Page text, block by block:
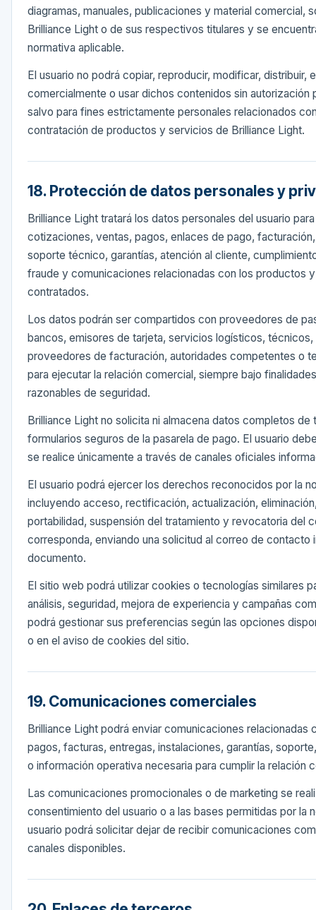
diagramas, manuales, publicaciones y material comercial,
Brilliance Light o de sus respectivos titulares y se
normativa aplicable.
El usuario no podrá copiar, reproducir, modificar, distribuir,
comercialmente o usar dichos contenidos sin autorización
salvo para fines estrictamente personales relacionados
contratación de productos y servicios de Brilliance Light.
18. Protección de datos personales y
Brilliance Light tratará los datos personales del usuario
cotizaciones, ventas, pagos, enlaces de pago,
soporte técnico, garantías, atención al cliente,
fraude y comunicaciones relacionadas con los productos
contratados.
Los datos podrán ser compartidos con proveedores de
bancos, emisores de tarjeta, servicios logísticos, técnicos,
proveedores de facturación, autoridades competentes o
para ejecutar la relación comercial, siempre bajo
razonables de seguridad.
Brilliance Light no solicita ni almacena datos completos de
formularios seguros de la pasarela de pago. El usuario
se realice únicamente a través de canales oficiales
El usuario podrá ejercer los derechos reconocidos por la
incluyendo acceso, rectificación, actualización,
portabilidad, suspensión del tratamiento y revocatoria del
corresponda, enviando una solicitud al correo de contacto
documento.
El sitio web podrá utilizar cookies o tecnologías similares
análisis, seguridad, mejora de experiencia y campañas
podrá gestionar sus preferencias según las opciones
o en el aviso de cookies del sitio.
19. Comunicaciones comerciales
Brilliance Light podrá enviar comunicaciones relacionadas
pagos, facturas, entregas, instalaciones, garantías,
o información operativa necesaria para cumplir la relación
Las comunicaciones promocionales o de marketing se
consentimiento del usuario o a las bases permitidas por la
usuario podrá solicitar dejar de recibir comunicaciones
canales disponibles.